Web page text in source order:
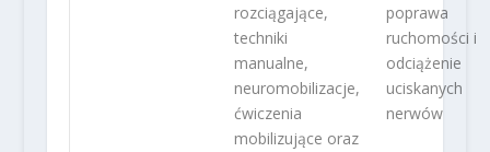
rozciągające,
techniki
manualne,
neuromobilizacje,
ćwiczenia
mobilizujące oraz
poprawa
ruchomości i
odciążenie
uciskanych
nerwów